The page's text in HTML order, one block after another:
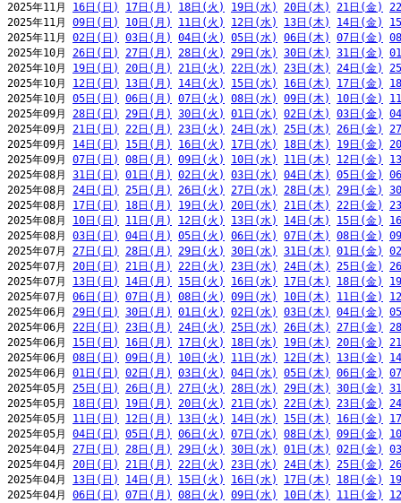
2025年11月 16日(日) 17日(月) 18日(火) 19日(水) 20日(木) 21日(金)
2025年11月 09日(日) 10日(月) 11日(火) 12日(水) 13日(木) 14日(金)
2025年11月 02日(日) 03日(月) 04日(火) 05日(水) 06日(木) 07日(金)
2025年10月 26日(日) 27日(月) 28日(火) 29日(水) 30日(木) 31日(金)
2025年10月 19日(日) 20日(月) 21日(火) 22日(水) 23日(木) 24日(金)
2025年10月 12日(日) 13日(月) 14日(火) 15日(水) 16日(木) 17日(金)
2025年10月 05日(日) 06日(月) 07日(火) 08日(水) 09日(木) 10日(金)
2025年09月 28日(日) 29日(月) 30日(火) 01日(水) 02日(木) 03日(金)
2025年09月 21日(日) 22日(月) 23日(火) 24日(水) 25日(木) 26日(金)
2025年09月 14日(日) 15日(月) 16日(火) 17日(水) 18日(木) 19日(金)
2025年09月 07日(日) 08日(月) 09日(火) 10日(水) 11日(木) 12日(金)
2025年08月 31日(日) 01日(月) 02日(火) 03日(水) 04日(木) 05日(金)
2025年08月 24日(日) 25日(月) 26日(火) 27日(水) 28日(木) 29日(金)
2025年08月 17日(日) 18日(月) 19日(火) 20日(水) 21日(木) 22日(金)
2025年08月 10日(日) 11日(月) 12日(火) 13日(水) 14日(木) 15日(金)
2025年08月 03日(日) 04日(月) 05日(火) 06日(水) 07日(木) 08日(金)
2025年07月 27日(日) 28日(月) 29日(火) 30日(水) 31日(木) 01日(金)
2025年07月 20日(日) 21日(月) 22日(火) 23日(水) 24日(木) 25日(金)
2025年07月 13日(日) 14日(月) 15日(火) 16日(水) 17日(木) 18日(金)
2025年07月 06日(日) 07日(月) 08日(火) 09日(水) 10日(木) 11日(金)
2025年06月 29日(日) 30日(月) 01日(火) 02日(水) 03日(木) 04日(金)
2025年06月 22日(日) 23日(月) 24日(火) 25日(水) 26日(木) 27日(金)
2025年06月 15日(日) 16日(月) 17日(火) 18日(水) 19日(木) 20日(金)
2025年06月 08日(日) 09日(月) 10日(火) 11日(水) 12日(木) 13日(金)
2025年06月 01日(日) 02日(月) 03日(火) 04日(水) 05日(木) 06日(金)
2025年05月 25日(日) 26日(月) 27日(火) 28日(水) 29日(木) 30日(金)
2025年05月 18日(日) 19日(月) 20日(火) 21日(水) 22日(木) 23日(金)
2025年05月 11日(日) 12日(月) 13日(火) 14日(水) 15日(木) 16日(金)
2025年05月 04日(日) 05日(月) 06日(火) 07日(水) 08日(木) 09日(金)
2025年04月 27日(日) 28日(月) 29日(火) 30日(水) 01日(木) 02日(金)
2025年04月 20日(日) 21日(月) 22日(火) 23日(水) 24日(木) 25日(金)
2025年04月 13日(日) 14日(月) 15日(火) 16日(水) 17日(木) 18日(金)
2025年04月 06日(日) 07日(月) 08日(火) 09日(水) 10日(木) 11日(金)